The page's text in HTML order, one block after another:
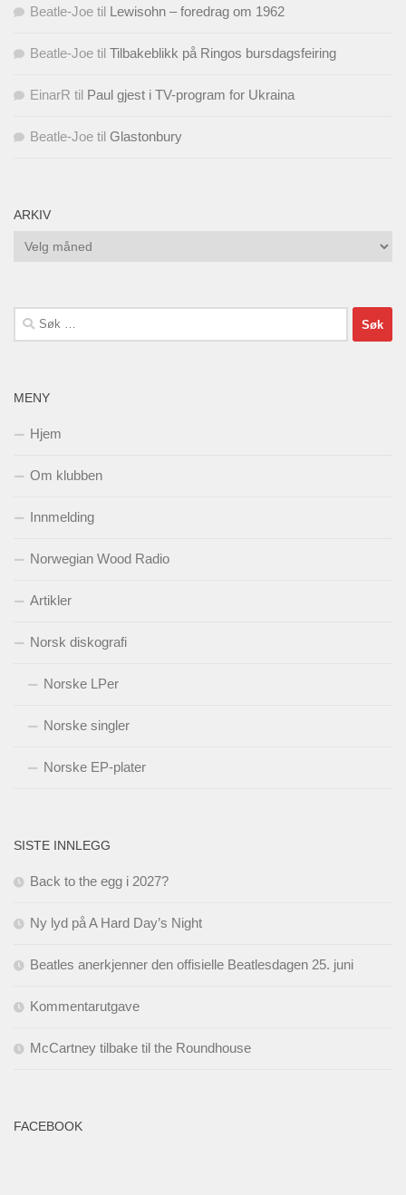
Beatle-Joe til Lewisohn – foredrag om 1962
Beatle-Joe til Tilbakeblikk på Ringos bursdagsfeiring
EinarR til Paul gjest i TV-program for Ukraina
Beatle-Joe til Glastonbury
ARKIV
Arkiv
Søk
etter:
MENY
Hjem
Om klubben
Innmelding
Norwegian Wood Radio
Artikler
Norsk diskografi
Norske LPer
Norske singler
Norske EP-plater
SISTE INNLEGG
Back to the egg i 2027?
Ny lyd på A Hard Day’s Night
Beatles anerkjenner den offisielle Beatlesdagen 25. juni
Kommentarutgave
McCartney tilbake til the Roundhouse
FACEBOOK